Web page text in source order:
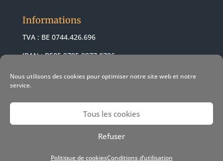
Nous utilisons des cookies pour optimiser notre site web et notre
service.
Tous les cookies
Refuser
Politique de cookiesConditions d’utilisation
Informations
TVA : BE 0744.426.696
IBAN : BE85 9795 8877 0706
BIC : ARSPBE22
© 2021 Revendeur Apple Pomme-z -
SEO :Nakatomi